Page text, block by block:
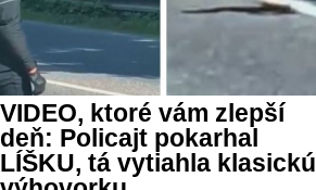
VIDEO, ktoré vám zlepší
deň: Policajt pokarhal
LÍŠKU, tá vytiahla klasickú